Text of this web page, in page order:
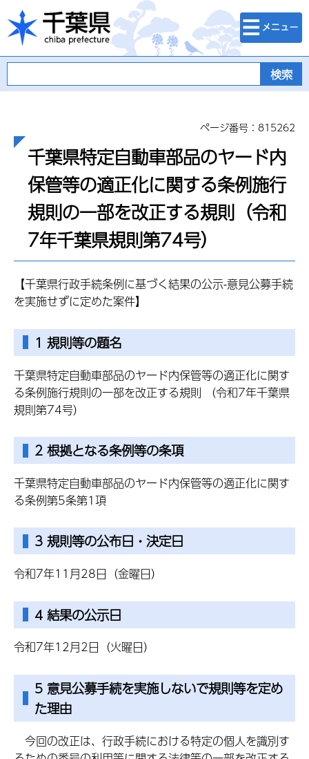
千葉県
検索・メニュ
ー
ページ番号：815262
千葉県特定自動車部品のヤード内
保管等の適正化に関する条例施行
規則の一部を改正する規則（令和
7年千葉県規則第74号）
【千葉県行政手続条例に基づく結果の公示-意見公募手続
を実施せずに定めた案件】
1 規則等の題名
千葉県特定自動車部品のヤード内保管等の適正化に関す
る条例施行規則の一部を改正する規則 （令和7年千葉県
規則第74号）
2 根拠となる条例等の条項
千葉県特定自動車部品のヤード内保管等の適正化に関す
る条例第5条第1項
3 規則等の公布日・決定日
令和7年11月28日（金曜日）
4 結果の公示日
令和7年12月2日（火曜日）
5 意見公募手続を実施しないで規則等を定め
た理由
今回の改正は、行政手続における特定の個人を識別す